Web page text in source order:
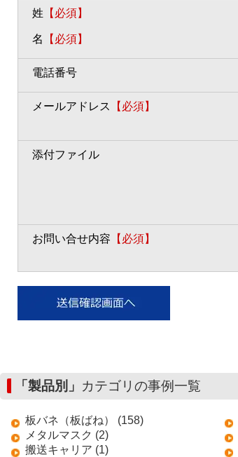
姓 【必須】
名 【必須】
電話番号
メールアドレス
【必須】
添付ファイル
お問い合せ内容 【必須】
「製品別」 カテゴリの事例一覧
板バネ（板ばね） (158)
メタルマスク (2)
搬送キャリア (1)